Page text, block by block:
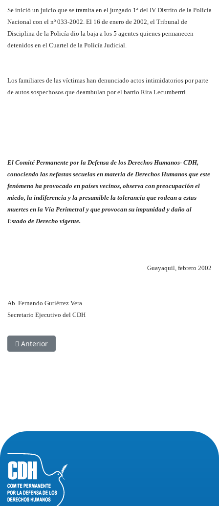
Se inició un juicio que se tramita en el juzgado 1ª del IV Distrito de la Policía
Nacional con el nº 033-2002. El 16 de enero de 2002, el Tribunal de
Disciplina de la Policía dio la baja a los 5 agentes quienes permanecen
detenidos en el Cuartel de la Policía Judicial.
Los familiares de las víctimas han denunciado actos intimidatorios por parte
de autos sospechosos que deambulan por el barrio Rita Lecumberrri.
El Comité Permanente por la Defensa de los Derechos Humanos- CDH,
conociendo las nefastas secuelas en materia de Derechos Humanos que este
fenómeno ha provocado en países vecinos, observa con preocupación el
miedo, la indiferencia y la presumible la tolerancia que rodean a estas
muertes en la Vía Perimetral y que provocan su impunidad y daño al
Estado de Derecho vigente.
Guayaquil, febrero 2002
Ab. Fernando Gutiérrez Vera
Secretario Ejecutivo del CDH
Artículo anterior: Los hechos del 22 de agosto del 2002 en el
Anterior